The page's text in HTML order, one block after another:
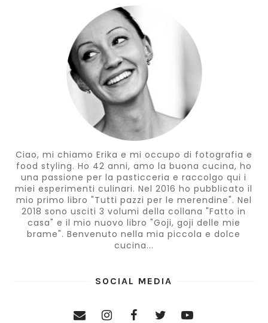
Ciao, mi chiamo Erika e mi occupo di fotografia e
food styling. Ho 42 anni, amo la buona cucina, ho
una passione per la pasticceria e raccolgo qui i
miei esperimenti culinari. Nel 2016 ho pubblicato il
mio primo libro "Tutti pazzi per le merendine". Nel
2018 sono usciti 3 volumi della collana "Fatto in
casa" e il mio nuovo libro "Goji, goji delle mie
brame". Benvenuto nella mia piccola e dolce
cucina...
SOCIAL MEDIA